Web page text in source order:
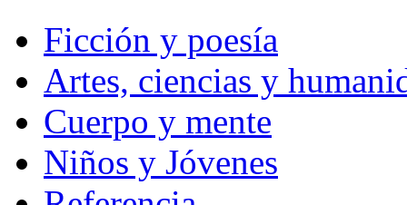
Ficción y poesía
Artes, ciencias y
Cuerpo y mente
Niños y Jóvenes